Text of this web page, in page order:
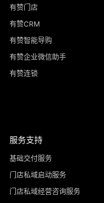
有赞门店
有赞CRM
有赞智能导购
有赞企业微信助手
有赞连锁
服务支持
基础交付服务
门店私域启动服务
门店私域经营咨询服务